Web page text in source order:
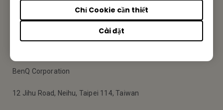
Cài đặt
Chỉ Cookie cần thiết
Gửi Email
BenQ Corporation
12 Jihu Road, Neihu, Taipei 114, Taiwan